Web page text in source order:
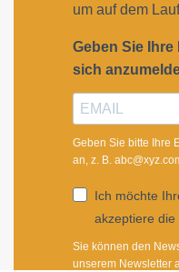
um auf dem
Geben Sie Ihre
sich
Geben Sie bitte Ihre
an, z. B.
Ich möchte
akzeptiere die
Sie können den
unserem Newsletter